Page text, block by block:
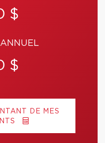
$
$
DE MES